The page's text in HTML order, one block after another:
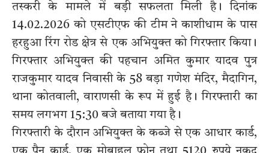
तस्करी के मामले में बड़ी सफलता मिली है। दिनांक
14.02.2026 को एसटीएफ की टीम ने काशीधाम के पास
हरहुआ रिंग रोड क्षेत्र से एक अभियुक्त को गिरफ्तार किया।
गिरफ्तार अभियुक्त की पहचान अमित कुमार यादव पुत्र
राजकुमार यादव निवासी के 58 बड़ा गणेश मंदिर, मैदागिन,
थाना कोतवाली, वाराणसी के रूप में हुई है। गिरफ्तारी का
समय लगभग 15:30 बजे बताया गया है।
गिरफ्तारी के दौरान अभियुक्त के कब्जे से एक आधार कार्ड,